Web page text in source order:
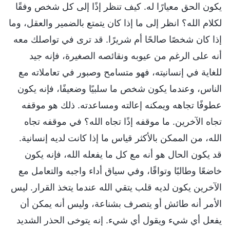
يكون الحق معيارًا له. كيف تنظر إذًا إلى كل شخص وفقًا
لكلام الله؟ انظر إلى ما إذا كان يتمتع بالضمير والعقل، وما
إذا كان شخصًا صالحًا أم شريرًا. قد ترى في تواصلك معه
أنه على الرغم من عيوبه ونقائصه الصغيرة، فإنه جيد
للغاية في إنسانيته، فهو متسامح وصبور في تعاملاته مع
الناس، وعندما يكون شخص ما سلبيًا وضعيفًا، فإنه يكون
عطوفًا تجاهه ويمكنه إعالته ومساعدته. ذلك هو موقفه
تجاه الآخرين. ما موقفه إذًا تجاه الله؟ في موقفه تجاه
الله، من الممكن بالأكثر قياس ما إذا كانت لديه إنسانية.
قد يكون الحال هو أنه مع كل ما يفعله الله، فإنه يكون
خاضعًا وطالبًا وتواقًا، وفي سياق أداء واجبه والتعامل مع
الآخرين يكون لديه قلب يتقي الله عندما يتخذ القرار. ليس
الأمر أنه طائش أو يتصرف بشناعة، وليس أنه يمكن أن
يفعل أي شيء ويقول أي شيء. إنه يتوخى الحذر الشديد